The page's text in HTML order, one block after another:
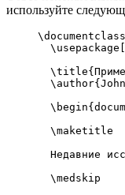
используйте
\documentclass
\usepackage
\title
\author
\begin{
\maketitle
Недавние
\medskip